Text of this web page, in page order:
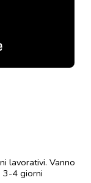
lavorativi. Vanno
3-4 giorni